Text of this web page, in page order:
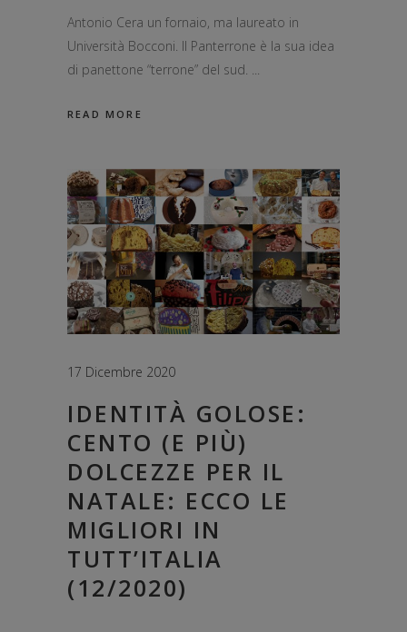
Antonio Cera un fornaio, ma laureato in
Università Bocconi. Il Panterrone è la sua idea
di panettone “terrone” del sud.
READ MORE
17 Dicembre 2020
IDENTITÀ GOLOSE:
CENTO (E PIÙ)
DOLCEZZE PER IL
NATALE: ECCO LE
MIGLIORI IN
TUTT’ITALIA
(12/2020)